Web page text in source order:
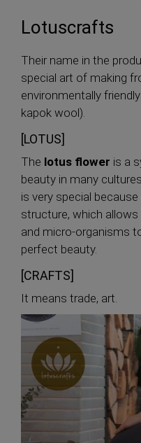
Lotuscrafts
Their name in the
special art of making
environmentally
kapok wool).
[LOTUS]
The lotus flower is a
beauty in many
is very special
structure, which
and micro-organisms
perfect beauty.
[CRAFTS]
It means trade, art.